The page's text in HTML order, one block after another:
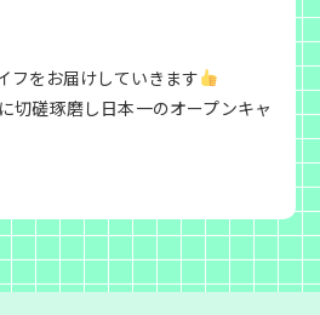
フをお届けしていきます
切磋琢磨し日本一のオープンキャ